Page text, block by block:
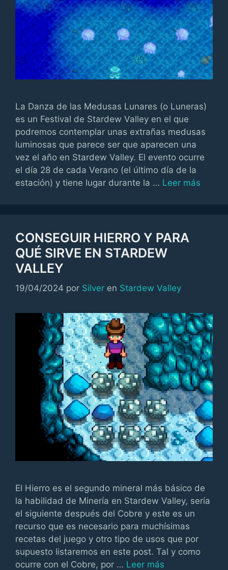
La Danza de las Medusas Lunares (o Luneras)
es un Festival de Stardew Valley en el que
podremos contemplar unas extrañas medusas
luminosas que parece ser que aparecen una
vez el año en Stardew Valley. El evento ocurre
el día 28 de cada Verano (el último día de la
estación) y tiene lugar durante la … Leer más
CONSEGUIR HIERRO Y PARA
QUÉ SIRVE EN STARDEW
VALLEY
19/04/2024 por Silver en Categorías
Stardew Valley
El Hierro es el segundo mineral más básico de
la habilidad de Minería en Stardew Valley, sería
el siguiente después del Cobre y este es un
recurso que es necesario para muchísimas
recetas del juego y otro tipo de usos que por
supuesto listaremos en este post. Tal y como
ocurre con el Cobre, por … Leer más